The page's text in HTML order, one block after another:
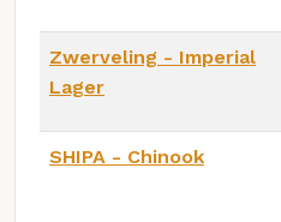
Zwerveling - Imperial
Lager
SHIPA - Chinook